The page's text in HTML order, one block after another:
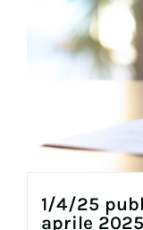
1/4/25
aprile 2025